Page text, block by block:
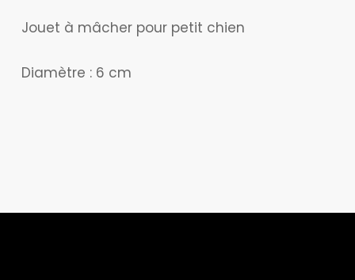
Jouet à mâcher pour petit chien
Diamètre : 6 cm